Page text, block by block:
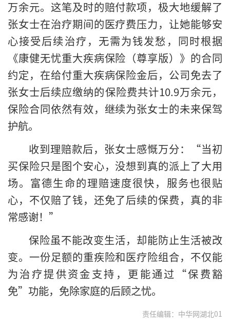
万余元。这笔及时的赔付款项，极大地缓解了
张女士在治疗期间的医疗费压力，让她能够安
心接受后续治疗，无需为钱发愁，同时根据
《康健无忧重大疾病保险（尊享版）》的合同
约定，在给付重大疾病保险金后，公司免去了
张女士后续应缴纳的保险费共计10.9万余元，
保险合同依然有效，继续为张女士的未来保驾
护航。
收到理赔款后，张女士感慨万分：“当初
买保险只是图个安心，没想到真的派上了大用
场。富德生命的理赔速度很快，服务也很贴
心，不仅赔了钱，还免了后续的保费，真的非
常感谢！”
保险虽不能改变生活，却能防止生活被改
变。一份足额的重疾险和医疗险组合，不仅能
为治疗提供资金支持，更能通过“保费豁
免”功能，免除家庭的后顾之忧。
责任编辑：中华网湖北01